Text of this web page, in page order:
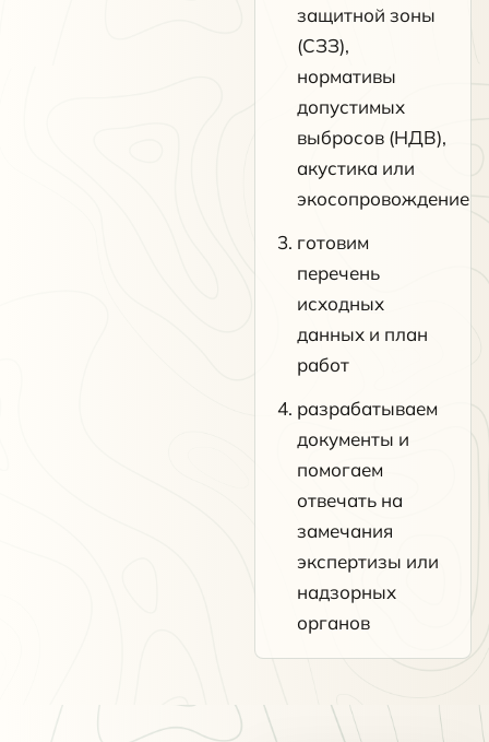
защитной зоны
(СЗЗ),
нормативы
допустимых
выбросов (НДВ),
акустика или
экосопровождение
готовим
перечень
исходных
данных и план
работ
разрабатываем
документы и
помогаем
отвечать на
замечания
экспертизы или
надзорных
органов